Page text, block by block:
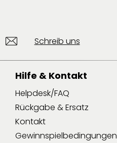
Schreib uns
Hilfe & Kontakt
Helpdesk/FAQ
Rückgabe & Ersatz
Kontakt
Gewinnspielbedingungen